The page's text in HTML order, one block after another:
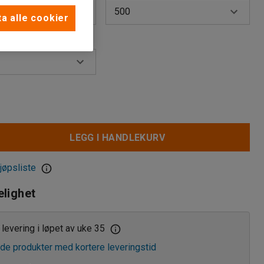
500
LEGG I HANDLEKURV
i løpet av uke 35
produkter med kortere leveringstid
alle cookier